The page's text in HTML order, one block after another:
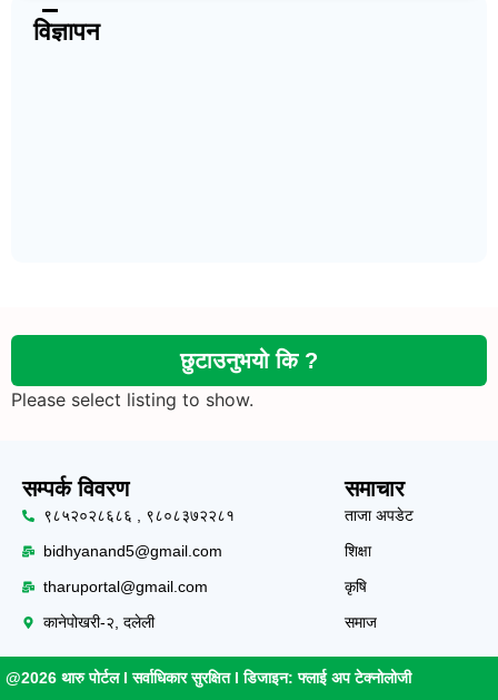
विज्ञापन
छुटाउनुभयो कि ?
Please select listing to show.
सम्पर्क विवरण
९८५२०२८६८६ , ९८०८३७२२८१
bidhyanand5@gmail.com
tharuportal@gmail.com
कानेपोखरी-२, दलेली
समाचार
ताजा अपडेट
शिक्षा
कृषि
समाज
@2026 थारु पोर्टल l सर्वाधिकार सुरक्षित l डिजाइन:फ्लाई अप टेक्नोलोजी